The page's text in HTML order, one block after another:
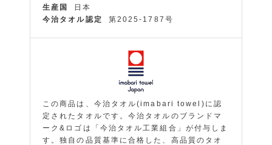
生産国
日本
今治タオル認定
第2025-1787号
この商品は、今治タオル(imabari towel)に認
定されたタオルです。今治タオルのブランドマ
ーク&ロゴは「今治タオル工業組合」が付与しま
す。独自の品質基準に合格した、高品質のタオ